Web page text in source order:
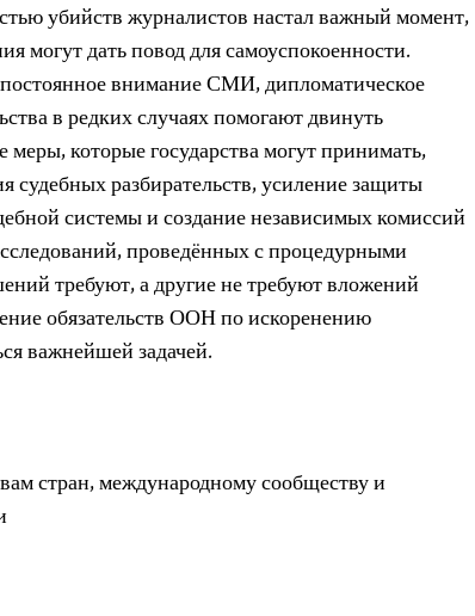
убийств журналистов настал важный момент,
могут дать повод для самоуспокоенности.
внимание СМИ, дипломатическое
в редких случаях помогают двинуть
меры, которые государства могут принимать,
судебных разбирательств, усиление защиты
системы и создание независимых комиссий
проведённых с процедурными
требуют, а другие не требуют вложений
обязательств ООН по искоренению
важнейшей задачей.
стран, международному сообществу и